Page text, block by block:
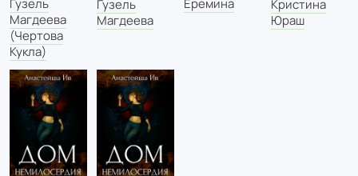
Гузель
Магдеева
(Чертова
Кукла)
Гузель
Магдеева
Еремина
Кристина
Юраш